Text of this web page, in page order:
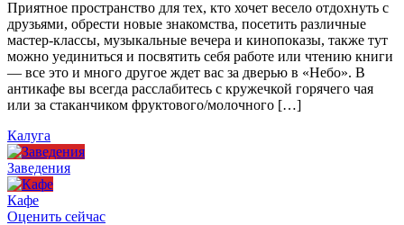
Приятное пространство для тех, кто хочет весело отдохнуть с
друзьями, обрести новые знакомства, посетить различные
мастер-классы, музыкальные вечера и кинопоказы, также тут
можно уединиться и посвятить себя работе или чтению книги
— все это и много другое ждет вас за дверью в «Небо». В
антикафе вы всегда расслабитесь с кружечкой горячего чая
или за стаканчиком фруктового/молочного […]
Калуга
Заведения
Кафе
Оценить сейчас